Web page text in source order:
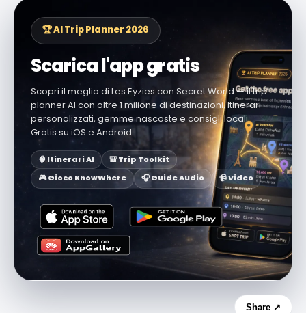
🏆 AI Trip Planner 2026
Scarica l'app gratis
Scopri il meglio di Les Eyzies con Secret World — il trip
planner AI con oltre 1 milione di destinazioni. Itinerari
personalizzati, gemme nascoste e consigli locali.
Gratis su iOS e Android.
🧠 Itinerari AI
🎒 Trip Toolkit
🎮 Gioco KnowWhere
🎧 Guide Audio 📹 Video
Share ↗